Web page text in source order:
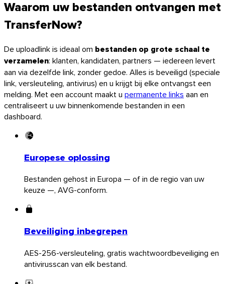
iOS
Waarom uw bestanden ontvangen met
TransferNow?
De uploadlink is ideaal om bestanden op grote schaal te
verzamelen: klanten, kandidaten, partners — iedereen levert
aan via dezelfde link, zonder gedoe. Alles is beveiligd (speciale
link, versleuteling, antivirus) en u krijgt bij elke ontvangst een
melding. Met een account maakt u permanente links aan en
centraliseert u uw binnenkomende bestanden in een
dashboard.
Europese oplossing
Bestanden gehost in Europa — of in de regio van uw
keuze —, AVG-conform.
Beveiliging inbegrepen
AES-256-versleuteling, gratis wachtwoordbeveiliging en
antivirusscan van elk bestand.